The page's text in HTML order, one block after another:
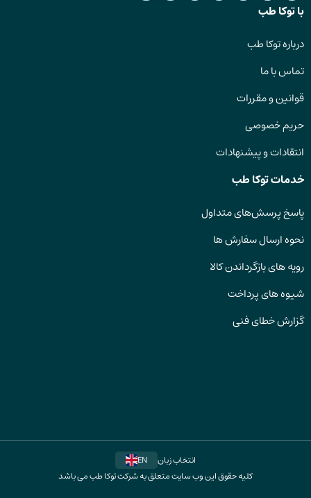
با توکا طب
درباره توکا طب
تماس با ما
قوانین و مقررات
حریم خصوصی
انتقادات و پیشنهادات
خدمات توکا طب
پاسخ پرسش‌های متداول
نحوه ارسال سفارش ها
رویه های بازگرداندن کالا
شیوه های پرداخت
گزارش خطای فنی
انتخاب زبان
EN
کلیه حقوق این وب سایت متعلق به شرکت توکا طب می باشد